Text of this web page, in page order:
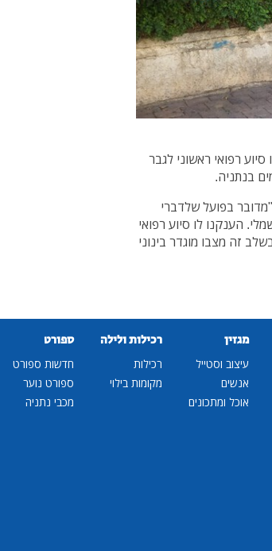
רפואי ראשוני לגבר
בפועל שלדברי
הענקנו לו סיוע רפואי
זה מצבו מוגדר בינוני
מגזין
עיצוב וסטייל
אנשים
אוכל ומתכונים
רכילות ולילה
רכילות
מקומות בילוי
ספורט
חדשות ספורט
ספורט נוער
מכבי נתניה